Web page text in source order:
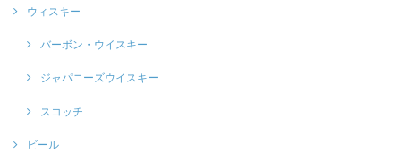
ウィスキー
バーボン・ウイスキー
ジャパニーズウイスキー
スコッチ
ビール